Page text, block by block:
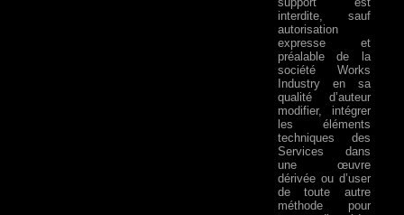
interdite, sauf
autorisation
expresse et
préalable de la
société Works
Industry en sa
qualité d’auteur
modifier, intégrer
les éléments
techniques des
Services dans
une œuvre
dérivée ou d’user
de toute autre
méthode pour